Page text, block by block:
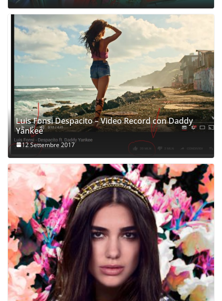
Luis Fonsi Despacito – Video Record con Daddy
Yankee
12 Settembre 2017